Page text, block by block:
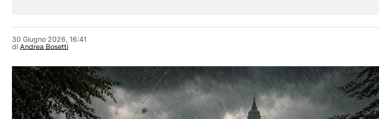
di Andrea Bosetti
30 Giugno 2026, 16:41